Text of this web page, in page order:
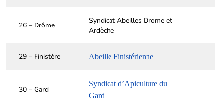
26 – Drôme
Syndicat Abeilles Drome et
Ardèche
29 – Finistère Abeille Finistérienne
30 – Gard
Syndicat d’Apiculture du
Gard